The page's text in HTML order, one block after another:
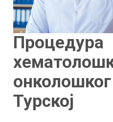
Процедура
Турској